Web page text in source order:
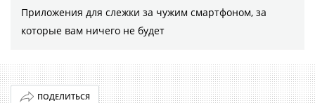
Приложения для слежки за чужим смартфоном, за
которые вам ничего не будет
ПОДЕЛИТЬСЯ